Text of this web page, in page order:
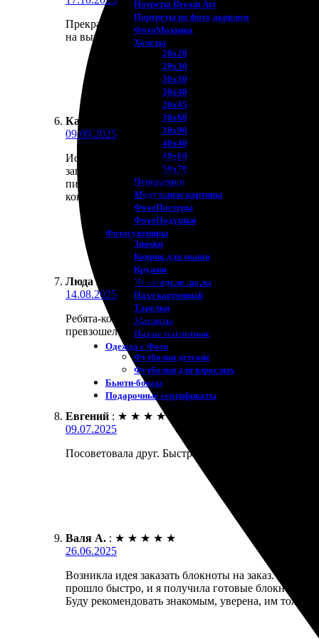
Потреты Dream Art
Портреты по фото акрилом
ФотоМозаика
Холсты
20х20
20х30
30х30
30х40
20х45
30х60
30х90
40х40
40х60
50х70
Пенокартон
Модульные картины
ФотоПостеры
ФотоПодушки
Фотоcувениры
Значки
Коврик для мыши
Кружки
Новогодние шары
Пазл картонный
Тарелки
Магниты
Пазлы магнитные
Одежда с Фото
Футболки детские
Футболки для взрослых
Бьюти-боксы
Подарочные сертификаты
Прекрасная работа! Заказала блокноты, всё
на высоте!
Катарина С.
09.09.2025
Искала, где напечатать блокноты и наткнулась
загрузки своих изображений. Заказала несколько
письмо о готовности. Забрала без проблем в
консультацию, заде?
Люда Мельникова : ★ ★ ★ ★
14.08.2025
Ребята-консультанты действительно помогли
превзошел мои ожидания — качество на высоте!
Евгений : ★ ★ ★ ★
09.07.2025
Посоветовала друг. Быстро обработали заказ и
Валя А. : ★ ★ ★ ★ ★
26.06.2025
Возникла идея заказать блокноты на заказ. Была
прошло быстро, и я получила готовые блокноты в
Буду рекомендовать знакомым, уверена, им тоже